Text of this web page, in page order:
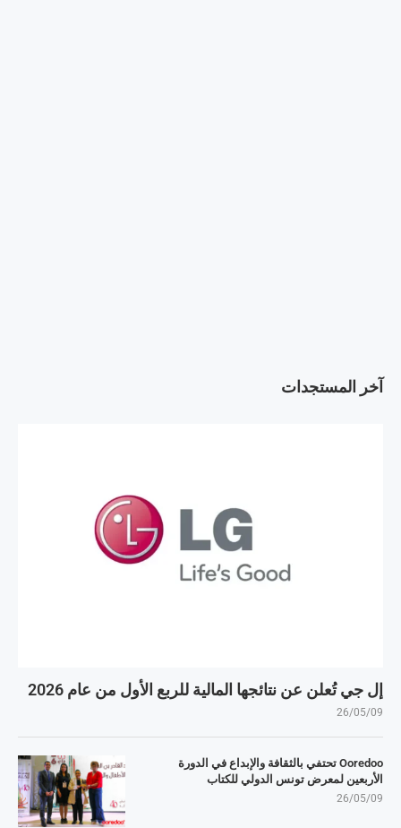
آخر المستجدات
إل جي تُعلن عن نتائجها المالية للربع الأول من عام 2026
26/05/09
Ooredoo تحتفي بالثقافة والإبداع في الدورة
الأربعين لمعرض تونس الدولي للكتاب
26/05/09